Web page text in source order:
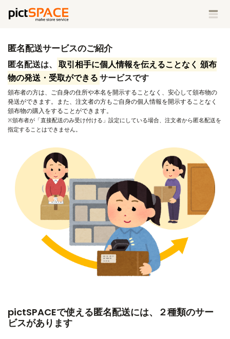
匿名配送サービスのご紹介
匿名配送は、
取引相手に個人情報を伝えることなく 頒布
物の発送・受取ができるサービスです
頒布者の方は、ご自身の住所や本名を開示することなく、安心して頒布物の
発送ができます。また、注文者の方もご自身の個人情報を開示することなく
頒布物の購入をすることができます。
※頒布者が「直接配送のみ受け付ける」設定にしている場合、注文者から匿名配送を
指定することはできません。
pictSPACEで使える匿名配送には、２種類のサー
ビスがあります